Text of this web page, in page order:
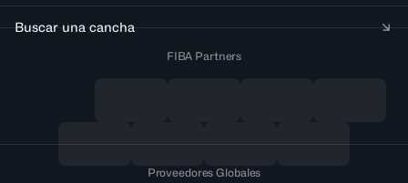
Buscar una cancha
FIBA Partners
Proveedores Globales